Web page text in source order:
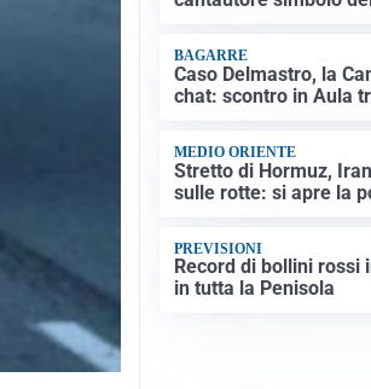
BAGARRE
Caso Delmastro, la
chat: scontro in Aula
MEDIO ORIENTE
Stretto di Hormuz,
sulle rotte: si apre la
PREVISIONI
Record di bollini
in tutta la Penisola